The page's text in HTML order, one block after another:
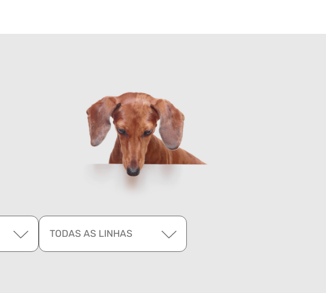
TODAS AS LINHAS